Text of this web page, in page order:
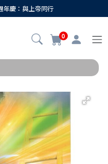
年慶：與上帝同行
0